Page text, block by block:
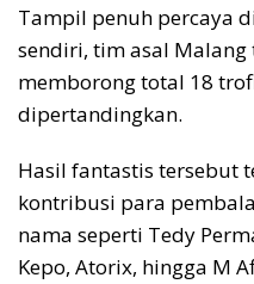
Tampil penuh percaya
sendiri, tim asal Malang
memborong total 18
dipertandingkan.
Hasil fantastis tersebut
kontribusi para
nama seperti Tedy
Kepo, Atorix, hingga M